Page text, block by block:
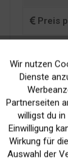
Preis
Kein
Funktionale
Marketing
Tracking
Wir nutzen
Dienste
Partnerseiten
willigst du in
Einwilligung
Wirkung für
Auswahl der